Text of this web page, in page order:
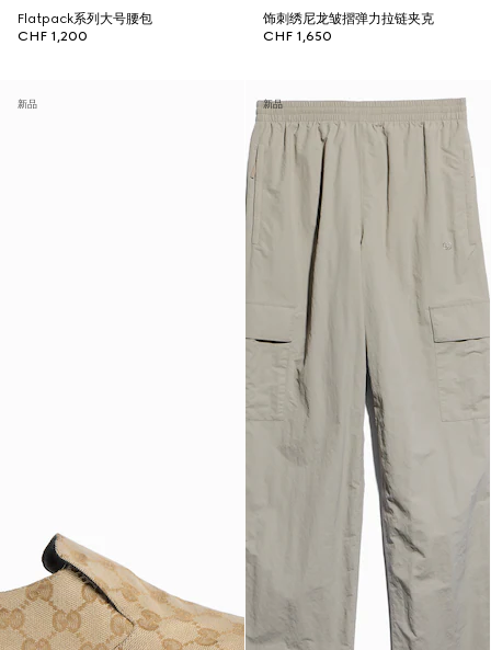
Flatpack系列大号腰包
CHF 1,200
饰刺绣尼龙皱摺弹力拉链夹克
CHF 1,650
新品 新品